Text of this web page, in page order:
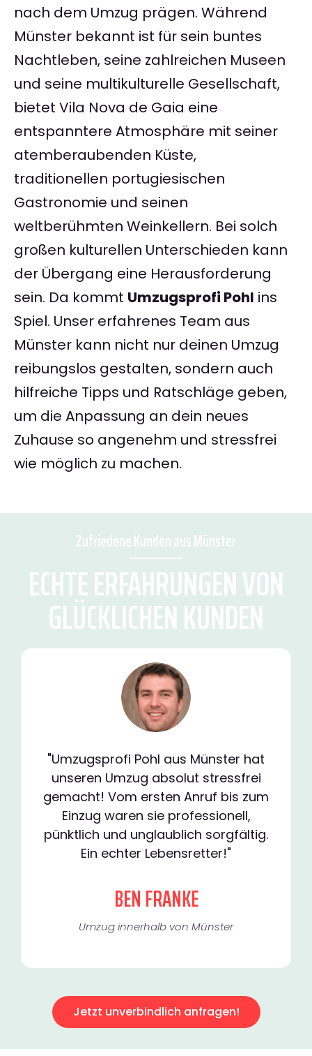
nach dem Umzug prägen. Während
Münster bekannt ist für sein buntes
Nachtleben, seine zahlreichen Museen
und seine multikulturelle Gesellschaft,
bietet Vila Nova de Gaia eine
entspanntere Atmosphäre mit seiner
atemberaubenden Küste,
traditionellen portugiesischen
Gastronomie und seinen
weltberühmten Weinkellern. Bei solch
großen kulturellen Unterschieden kann
der Übergang eine Herausforderung
sein. Da kommt Umzugsprofi Pohl ins
Spiel. Unser erfahrenes Team aus
Münster kann nicht nur deinen Umzug
reibungslos gestalten, sondern auch
hilfreiche Tipps und Ratschläge geben,
um die Anpassung an dein neues
Zuhause so angenehm und stressfrei
wie möglich zu machen.
Zufriedene Kunden aus Münster
ECHTE ERFAHRUNGEN VON
GLÜCKLICHEN KUNDEN
"Umzugsprofi Pohl aus Münster hat
unseren Umzug absolut stressfrei
gemacht! Vom ersten Anruf bis zum
Einzug waren sie professionell,
pünktlich und unglaublich sorgfältig.
Ein echter Lebensretter!"
BEN FRANKE
Umzug innerhalb von Münster​
Jetzt unverbindlich anfragen!